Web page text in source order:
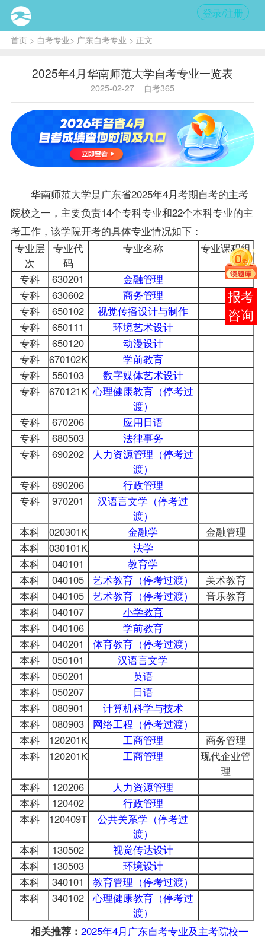
登录/注册
首页> 自考专业> 广东自考专业 > 正文
2025年4月华南师范大学自考专业一览表
2025-02-27 自考365
华南师范大学是广东省2025年4月考期自考的主考
院校之一，主要负责14个专科专业和22个本科专业的主
考工作，该学院开考的具体专业情况如下：
专业层
次
专业代
码
专业名称 专业课程组
专科 630201
金融管理
专科
630602
商务管理
专科
650102
视觉传播设计与制作
专科
650111
环境艺术设计
专科
650120
动漫设计
专科
670102K
学前教育
专科
550103
数字媒体艺术设计
专科
670121K 心理健康教育（停考过
渡）
专科
670206
应用日语
专科
680503
法律事务
专科
690202
人力资源管理（停考过
渡）
专科
690206
行政管理
专科
970201
汉语言文学（停考过
渡）
本科
020301K 金融学
金融管理
本科
030101K
法学
本科
040101
教育学
本科
040105 艺术教育（停考过渡）
美术教育
本科
040105 艺术教育（停考过渡）
音乐教育
本科
040107
小学教育
本科
040106
学前教育
本科
040201
体育教育（停考过渡）
本科
050101
汉语言文学
本科
050201
英语
本科
050207
日语
本科
080901
计算机科学与技术
本科
080903
网络工程（停考过渡）
本科
120201K 工商管理
商务管理
本科
120201K 工商管理
现代企业管
理
本科
120206
人力资源管理
本科
120402
行政管理
本科
120409T
公共关系学（停考过
渡）
本科
130502
视觉传达设计
本科
130503
环境设计
本科
340101
教育管理（停考过渡）
本科
340102
心理健康教育（停考过
渡）
相关推荐： 2025年4月广东自考专业及主考院校一
在线
客服